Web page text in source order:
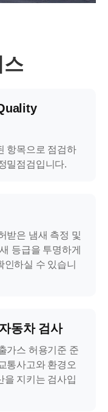
항목으로 점검하
밀점검입니다.
받은 냄새 측정 및
등급을 투명하게
하실 수 있습니
동차 검사
가스 허용기준 준
통사고와 환경오
을 지키는 검사입